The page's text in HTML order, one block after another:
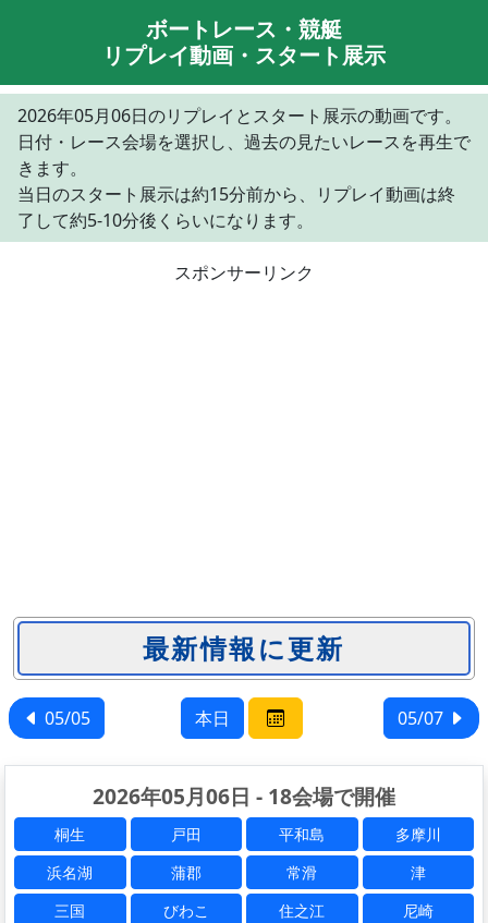
ボートレース・競艇
リプレイ動画・スタート展示
2026年05月06日のリプレイとスタート展示の動画です。
日付・レース会場を選択し、過去の見たいレースを再生で
きます。
当日のスタート展示は約15分前から、リプレイ動画は終
了して約5-10分後くらいになります。
スポンサーリンク
05/05 本日 05/07
2026年05月06日 - 18会場で開催
桐生 戸田 平和島
多摩川
浜名湖
蒲郡 常滑
津
三国
びわこ 住之江
尼崎